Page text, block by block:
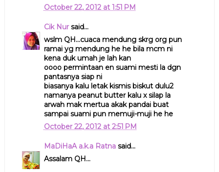
October 22, 2012 at 1:51 PM
Cik Nursaid...
wslm QH...cuaca mendung skrg org pun
ramai yg mendung he he bila mcm ni
kena duk umah je lah kan
oooo permintaan en suami mesti la dgn
pantasnya siap ni
biasanya kalu letak kismis biskut dulu2
namanya peanut butter kalu x silap la
arwah mak mertua akak pandai buat
sampai suami pun memuji-muji he he
October 22, 2012 at 2:51 PM
MaDiHaA a.k.a Ratnasaid...
Assalam QH...